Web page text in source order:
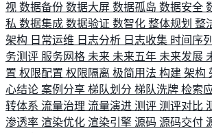
视 数据备份 数据大屏 数据孤岛 数据安全
私 数据集成 数据验证 数智化 整体规划 整
架构 日常运维 日志分析 日志收集 时间序列
务测评 服务网格 未来 未来五年 未来发展
置 权限配置 权限隔离 极简用法 构建 架构
心结论 案例分享 梯队划分 梯队洗牌 检索
转体系 流量治理 流量演进 测评 测评对比
渗透率 渲染优化 渲染引擎 源码 源码交付